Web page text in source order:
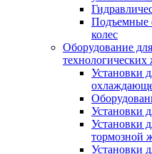
Подъемные
колес
Оборудование
технологических
Установки
Установки
Установки
тормозной
Установки